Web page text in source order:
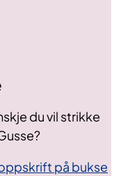
du vil strikke
på bukse